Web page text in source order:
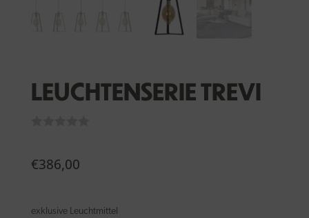
LEUCHTENSERIE TREVI
€386,00
exklusive Leuchtmittel